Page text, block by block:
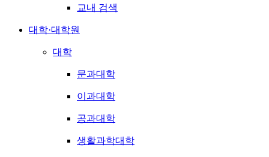
교내 검색
대학·대학원
대학
문과대학
이과대학
공과대학
생활과학대학